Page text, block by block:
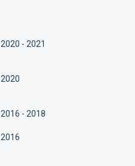
2020 - 2021
2020
2016 - 2018
2016